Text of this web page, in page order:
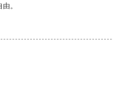
。